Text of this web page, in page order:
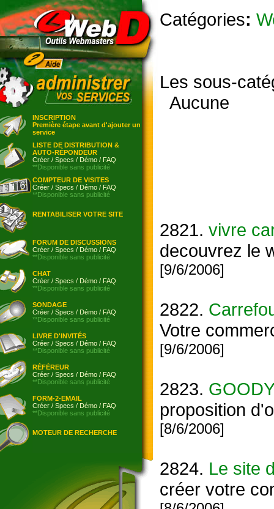
INSCRIPTION
Première étape avant d'ajouter un
service
LISTE DE DISTRIBUTION &
AUTO-RÉPONDEUR
Créer / Specs / Démo / FAQ
**Disponible sans publicité
COMPTEUR DE VISITES
Créer / Specs / Démo / FAQ
**Disponible sans publicité
RENTABILISER VOTRE SITE
FORUM DE DISCUSSIONS
Créer / Specs / Démo / FAQ
**Disponible sans publicité
CHAT
Créer / Specs / Démo / FAQ
**Disponible sans publicité
SONDAGE
Créer / Specs / Démo / FAQ
**Disponible sans publicité
LIVRE D'INVITÉS
Créer / Specs / Démo / FAQ
**Disponible sans publicité
RÉFÉREUR
Créer / Specs / Démo / FAQ
**Disponible sans publicité
FORM-2-EMAIL
Créer / Specs / Démo / FAQ
**Disponible sans publicité
MOTEUR DE RECHERCHE
Catégories:
Les sous-
Aucune
2821. vivre
decouvrez le
[9/6/2006]
2822.
Votre
[9/6/2006]
2823.
proposition
[8/6/2006]
2824. Le site
créer votre